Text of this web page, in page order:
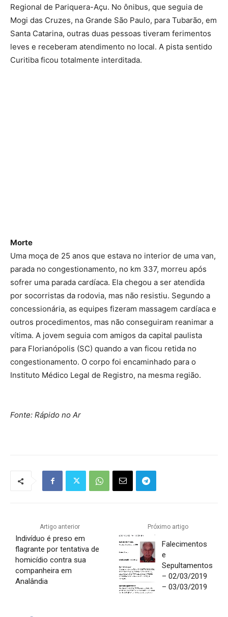
Regional de Pariquera-Açu. No ônibus, que seguia de
Mogi das Cruzes, na Grande São Paulo, para Tubarão, em
Santa Catarina, outras duas pessoas tiveram ferimentos
leves e receberam atendimento no local. A pista sentido
Curitiba ficou totalmente interditada.
Morte
Uma moça de 25 anos que estava no interior de uma van,
parada no congestionamento, no km 337, morreu após
sofrer uma parada cardíaca. Ela chegou a ser atendida
por socorristas da rodovia, mas não resistiu. Segundo a
concessionária, as equipes fizeram massagem cardíaca e
outros procedimentos, mas não conseguiram reanimar a
vítima. A jovem seguia com amigos da capital paulista
para Florianópolis (SC) quando a van ficou retida no
congestionamento. O corpo foi encaminhado para o
Instituto Médico Legal de Registro, na mesma região.
Fonte: Rápido no Ar
Artigo anterior
Indivíduo é preso em
flagrante por tentativa de
homicídio contra sua
companheira em
Analândia
Próximo artigo
Falecimentos
e
Sepultamentos
– 02/03/2019
– 03/03/2019